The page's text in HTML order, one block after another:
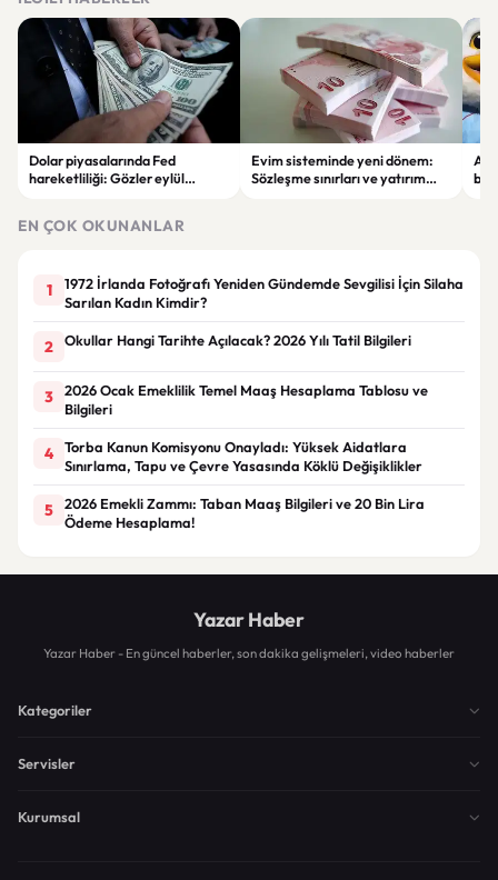
Dolar piyasalarında Fed
hareketliliği: Gözler eylül
Evim sisteminde yeni dönem:
Sözleşme sınırları ve yatırım
EN ÇOK OKUNANLAR
1
1972 İrlanda Fotoğrafı Yeniden Gündemde Sevgilisi İçin Silaha
Sarılan Kadın Kimdir?
2 Okullar Hangi Tarihte Açılacak? 2026 Yılı Tatil Bilgileri
3
2026 Ocak Emeklilik Temel Maaş Hesaplama Tablosu ve
Bilgileri
4
Torba Kanun Komisyonu Onayladı: Yüksek Aidatlara
Sınırlama, Tapu ve Çevre Yasasında Köklü Değişiklikler
5
2026 Emekli Zammı: Taban Maaş Bilgileri ve 20 Bin Lira
Ödeme Hesaplama!
Yazar Haber
Yazar Haber - En güncel haberler, son dakika gelişmeleri, video haberler
Kategoriler
Servisler
Kurumsal